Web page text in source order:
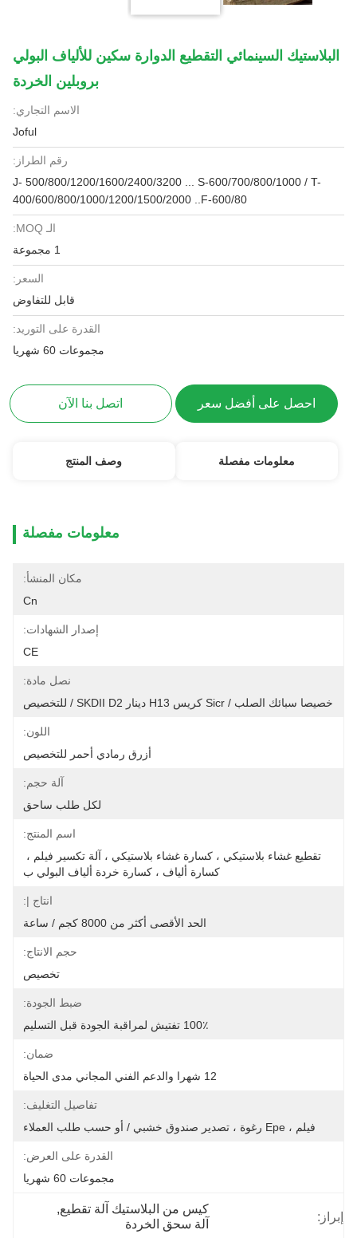
البلاستيك السينمائي التقطيع الدوارة سكين للألياف البولي
بروبلين الخردة
الاسم التجاري:
Joful
رقم الطراز:
J- 500/800/1200/1600/2400/3200 ... S-600/700/800/1000 / T-
400/600/800/1000/1200/1500/2000 ..F-600/80
الـ MOQ:
1 مجموعة
السعر:
قابل للتفاوض
القدرة على التوريد:
مجموعات 60 شهريا
احصل على أفضل سعر اتصل بنا الآن
معلومات مفصلة وصف المنتج
معلومات مفصلة
مكان المنشأ:
Cn
إصدار الشهادات:
CE
نصل مادة:
خصيصا سبائك الصلب / Sicr كريس H13 دينار SKDII D2 / للتخصيص
اللون:
أزرق رمادي أحمر للتخصيص
آلة حجم:
لكل طلب ساحق
اسم المنتج:
كسارة ألياف ، كسارة خردة ألياف البولي ب
انتاج |:
الحد الأقصى أكثر من 8000 كجم / ساعة
حجم الانتاج:
تخصيص
ضبط الجودة:
100٪ تفتيش لمراقبة الجودة قبل التسليم
ضمان:
12 شهرا والدعم الفني المجاني مدى الحياة
تفاصيل التغليف:
فيلم ، Epe رغوة ، تصدير صندوق خشبي / أو حسب طلب العملاء
القدرة على العرض:
مجموعات 60 شهريا
إبراز:
كيس من البلاستيك آلة تقطيع,
آلة سحق الخردة